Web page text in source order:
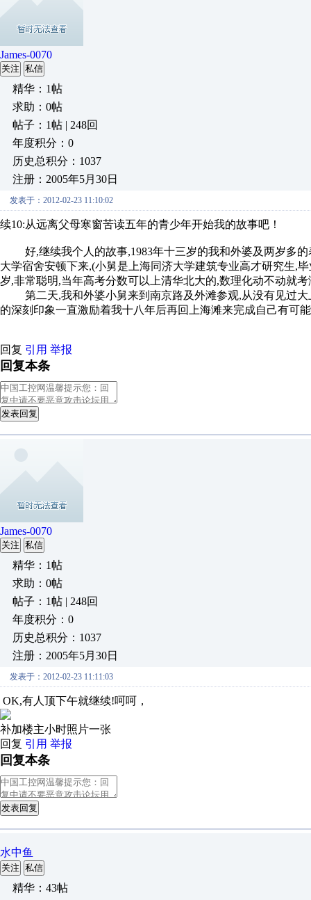
James-0070
关注 私信
精华：1帖
求助：0帖
帖子：1帖 | 248回
年度积分：0
历史总积分：1037
注册：2005年5月30日
发表于：2012-02-23 11:10:02
续10:从远离父母寒窗苦读五年的青少年开始我的故事吧！
好,继续我个人的故事,1983年十三岁的我和外婆及两岁多的
大学宿舍安顿下来,(小舅是上海同济大学建筑专业高才研究生,
岁,非常聪明,当年高考分数可以上清华北大的,数理化动不动就
第二天,我和外婆小舅来到南京路及外滩参观,从没有见过大
的深刻印象一直激励着我十八年后再回上海滩来完成自己有可
回复 引用 举报
回复本条
发表回复
James-0070
关注 私信
精华：1帖
求助：0帖
帖子：1帖 | 248回
年度积分：0
历史总积分：1037
注册：2005年5月30日
发表于：2012-02-23 11:11:03
OK,有人顶下午就继续!呵呵，
补加楼主小时照片一张
回复 引用 举报
回复本条
发表回复
水中鱼
关注 私信
精华：43帖